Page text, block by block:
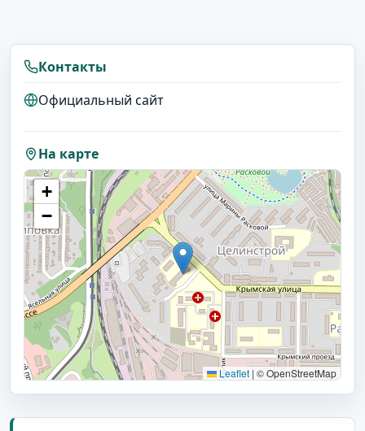
Контакты
Официальный сайт
На карте
+
−
Leaflet | © OpenStreetMap